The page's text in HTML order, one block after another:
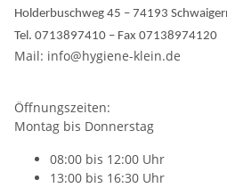
Holderbuschweg 45 – 74193
Tel. 0713897410 – Fax 07138974120
Mail: info@hygiene-klein.de
Öffnungszeiten:
Montag bis Donnerstag
08:00 bis 12:00 Uhr
13:00 bis 16:30 Uhr